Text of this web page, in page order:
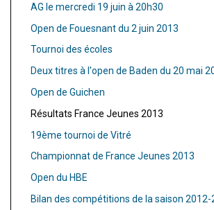
AG le mercredi 19 juin à 20h30
Open de Fouesnant du 2 juin 2013
Tournoi des écoles
Deux titres à l'open de Baden du 20 mai
Open de Guichen
Résultats France Jeunes 2013
19ème tournoi de Vitré
Championnat de France Jeunes 2013
Open du HBE
Bilan des compétitions de la saison 2012-